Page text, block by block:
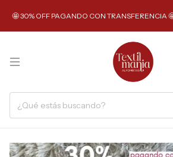
🤩 30% OFF PAGANDO CON TRANSFERENCIA 🤩